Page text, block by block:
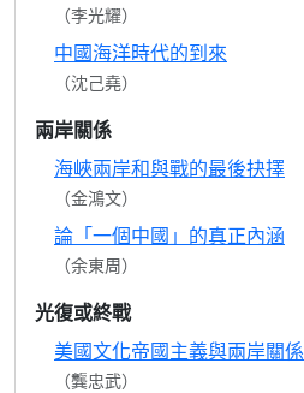
（李光耀）
中國海洋時代的到來
（沈己堯）
兩岸關係
海峽兩岸和與戰的最後抉擇
（金鴻文）
論「一個中國」的真正內涵
（余東周）
光復或終戰
美國文化帝國主義與兩岸關係
（龔忠武）